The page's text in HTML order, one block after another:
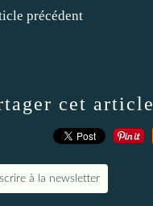
précédent
cet article
à la newsletter